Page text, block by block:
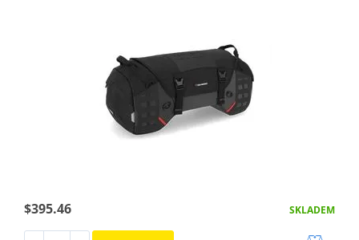
$395.46 SKLADEM